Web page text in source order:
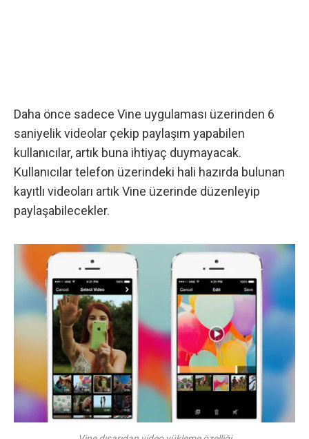
Daha önce sadece Vine uygulaması üzerinden 6
saniyelik videolar çekip paylaşım yapabilen
kullanıcılar, artık buna ihtiyaç duymayacak.
Kullanıcılar telefon üzerindeki hali hazırda bulunan
kayıtlı videoları artık Vine üzerinde düzenleyip
paylaşabilecekler.